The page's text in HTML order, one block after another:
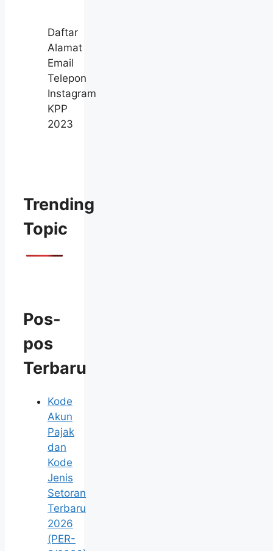
Daftar
Alamat
Email
Telepon
Instagram
KPP
2023
Trending
Topic
Pos-
pos
Terbaru
Kode
Akun
Pajak
dan
Kode
Jenis
Setoran
Terbaru
2026
(PER-